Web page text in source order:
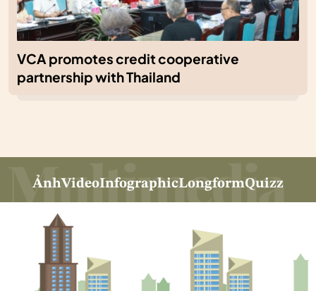
VCA promotes credit cooperative
partnership with Thailand
ẢnhVideoInfographicLongformQuizz